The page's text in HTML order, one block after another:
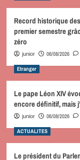
Record historique
premier semestre
zéro
junior 06/08/2026
Etranger
Le pape Léon XIV
encore définitif, mais
junior 06/08/2026
ACTUALITES
Le président du